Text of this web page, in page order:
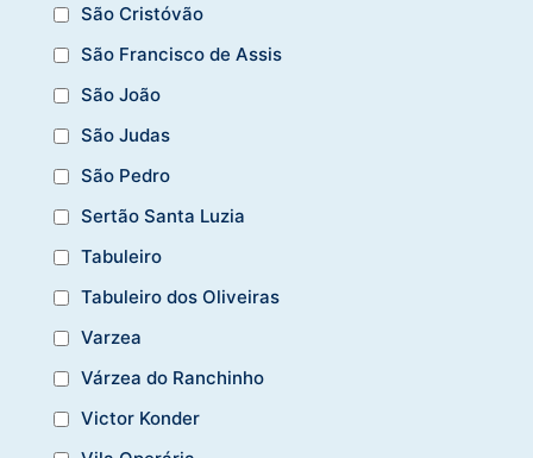
São Cristóvão
São Francisco de Assis
São João
São Judas
São Pedro
Sertão Santa Luzia
Tabuleiro
Tabuleiro dos Oliveiras
Varzea
Várzea do Ranchinho
Victor Konder